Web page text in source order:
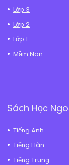
Lớp 3
Lớp 2
Lớp 1
Mầm Non
Sách Học
Tiếng Anh
Tiếng Hàn
Tiếng Trung